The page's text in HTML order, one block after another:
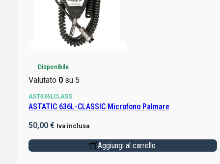
Disponibile
Valutato 0su 5
AST636LCLASS
ASTATIC 636L-CLASSIC Microfono Palmare
50,00 € Iva inclusa
Aggiungi al carrello